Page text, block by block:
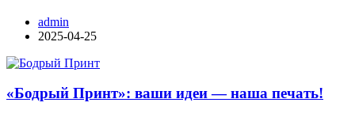
admin
2025-04-25
«Бодрый Принт»: ваши идеи — наша печать!